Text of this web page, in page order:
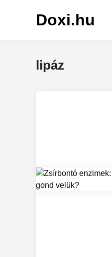
Doxi.hu
lipáz